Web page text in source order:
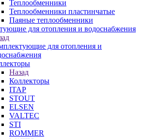
Теплообменники
Теплообменники пластинчатые
Паяные теплообменники
для отопления и водоснабжения
для отопления и
Назад
Коллекторы
ITAP
STOUT
ELSEN
VALTEC
STI
ROMMER